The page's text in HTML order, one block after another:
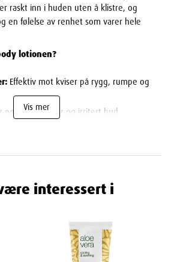
raskt inn i huden uten å klistre, og
en følelse av renhet som varer hele
lotionen?
Effektiv mot kviser på rygg, rumpe og
og mykgjør tørr og irritert hud.
som passer alle hudtyper, også
til å opprettholde hudens naturlige
Vis mer
interessert i